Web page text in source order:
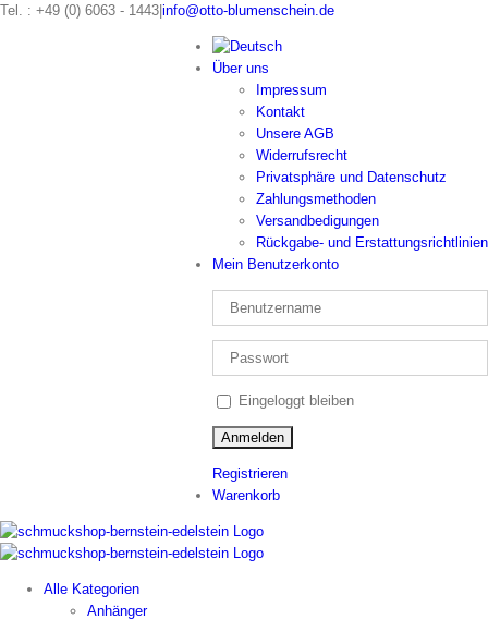
Zum
Tel. : +49 (0) 6063 - 1443 info@otto-blumenschein.de
Über uns
Impressum
Kontakt
Unsere AGB
Widerrufsrecht
Privatsphäre und Datenschutz
Zahlungsmethoden
Versandbedigungen
Rückgabe- und Erstattungsrichtlinien
Mein Benutzerkonto
Eingeloggt bleiben
Registrieren
Warenkorb
Alle Kategorien
Anhänger